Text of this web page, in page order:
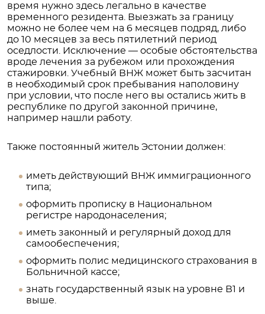
время нужно здесь легально в качестве
временного резидента. Выезжать за границу
можно не более чем на 6 месяцев подряд, либо
до 10 месяцев за весь пятилетний период
оседлости. Исключение — особые обстоятельства
вроде лечения за рубежом или прохождения
стажировки. Учебный ВНЖ может быть засчитан
в необходимый срок пребывания наполовину
при условии, что после него вы остались жить в
республике по другой законной причине,
например нашли работу.
Также постоянный житель Эстонии должен:
иметь действующий ВНЖ иммиграционного
типа;
оформить прописку в Национальном
регистре народонаселения;
иметь законный и регулярный доход для
самообеспечения;
оформить полис медицинского страхования в
Больничной кассе;
знать государственный язык на уровне В1 и
выше.